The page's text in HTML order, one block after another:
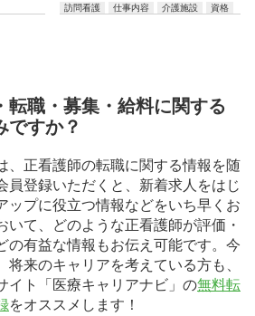
訪問看護 仕事内容 介護施設 資格
転職・募集・給料に関する
ですか？
、正看護師の転職に関する情報を随
員登録いただくと、新着求人をはじ
ップに役立つ情報などをいち早くお
いて、どのような正看護師が評価・
の有益な情報もお伝え可能です。今
来のキャリアを考えている方も、
イト「医療キャリアナビ」の無料転
をオススメします！